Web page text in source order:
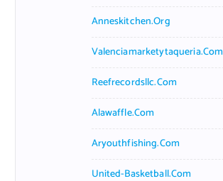
Anneskitchen.org
Valenciamarketytaqueria.com
Reefrecordsllc.com
Alawaffle.com
Aryouthfishing.com
United-Basketball.com